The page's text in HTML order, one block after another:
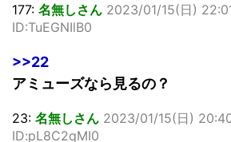
177: 名無しさん 2023/01/15(日)
ID:TuEGNIlB0
>>22
アミューズなら見るの？
23: 名無しさん 2023/01/15(日)
ID:pL8C2qMI0